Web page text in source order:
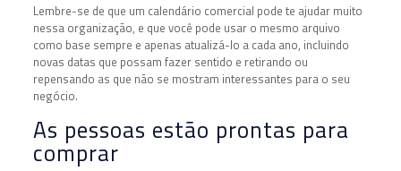
Lembre-se de que um calendário comercial pode te ajudar muito
nessa organização, e que você pode usar o mesmo arquivo
como base sempre e apenas atualizá-lo a cada ano, incluindo
novas datas que possam fazer sentido e retirando ou
repensando as que não se mostram interessantes para o seu
negócio.
As pessoas estão prontas para
comprar